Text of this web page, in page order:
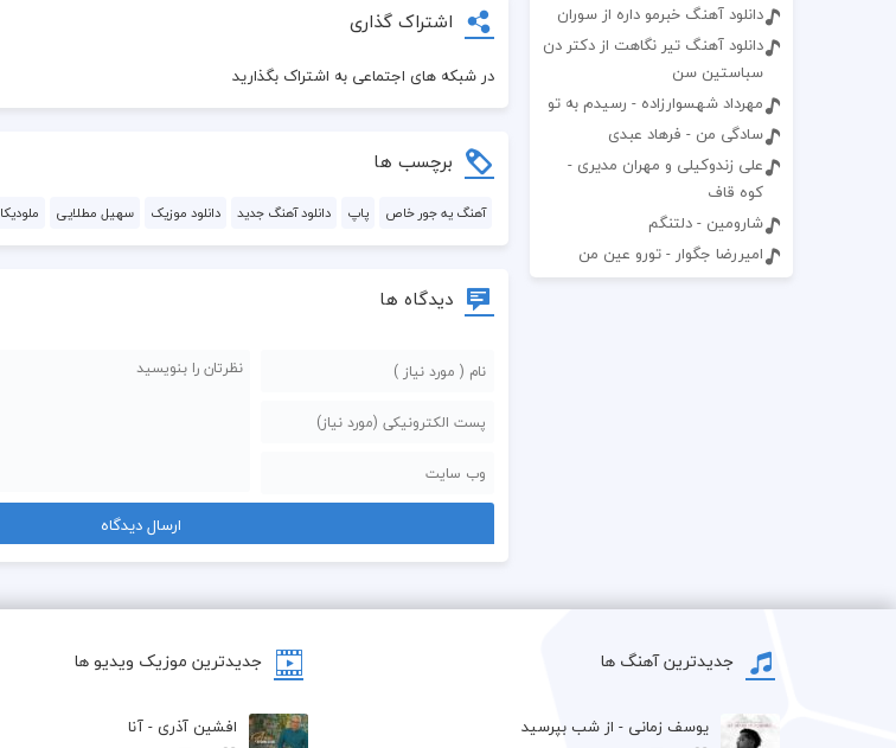
دانلود آهنگ خبرمو داره از سوران
دانلود آهنگ تیر نگاهت از دکتر دن
سباستین سن
مهرداد شهسوارزاده - رسيدم به تو
سادگی من - فرهاد عبدی
علی زندوکیلی و مهران مدیری -
کوه قاف
شارومین - دلتنگم
امیررضا جگوار - تورو عین من
اشتراک گذاری
در شبکه های اجتماعی به اشتراک بگذارید
برچسب ها
آهنگ یه جور خاص پاپ دانلود آهنگ جدید دانلود موزیک سهیل مطلایی ملودیکا
دیدگاه ها
جدیدترین آهنگ ها
یوسف زمانی - از شب بپرسید
جدیدترین موزیک ویدیو ها
افشین آذری - آنا